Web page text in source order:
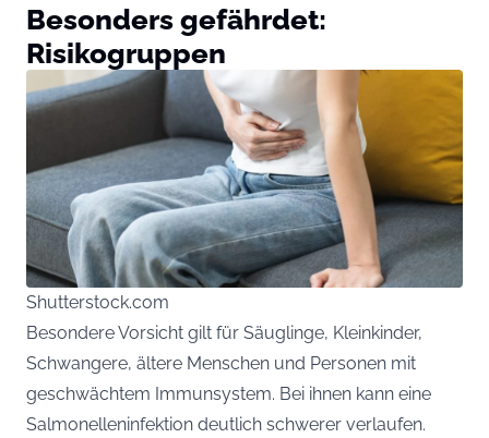
Besonders gefährdet:
Risikogruppen
Shutterstock.com
Besondere Vorsicht gilt für Säuglinge, Kleinkinder,
Schwangere, ältere Menschen und Personen mit
geschwächtem Immunsystem. Bei ihnen kann eine
Salmonelleninfektion deutlich schwerer verlaufen.